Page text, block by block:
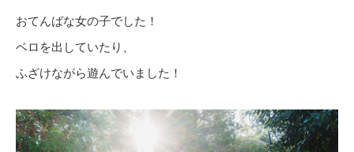
おてんばな女の子でした！
ベロを出していたり、
ふざけながら遊んでいました！